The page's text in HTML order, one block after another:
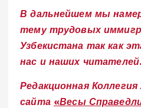
В дальнейшем мы
тему трудовых
Узбекистана так как
нас и наших читателей.
Редакционная
сайта «Весы